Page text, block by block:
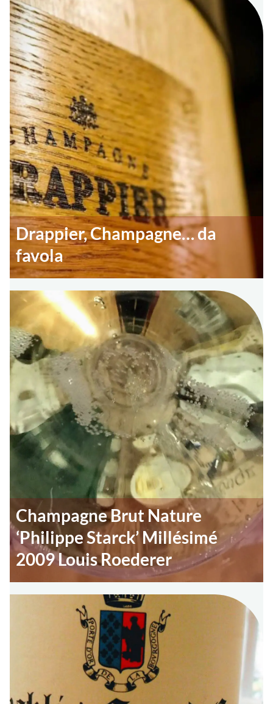
Drappier, Champagne… da
favola
Champagne Brut Nature
‘Philippe Starck’ Millésimé
2009 Louis Roederer